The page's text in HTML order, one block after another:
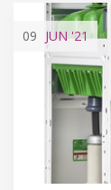
09 JUN'21